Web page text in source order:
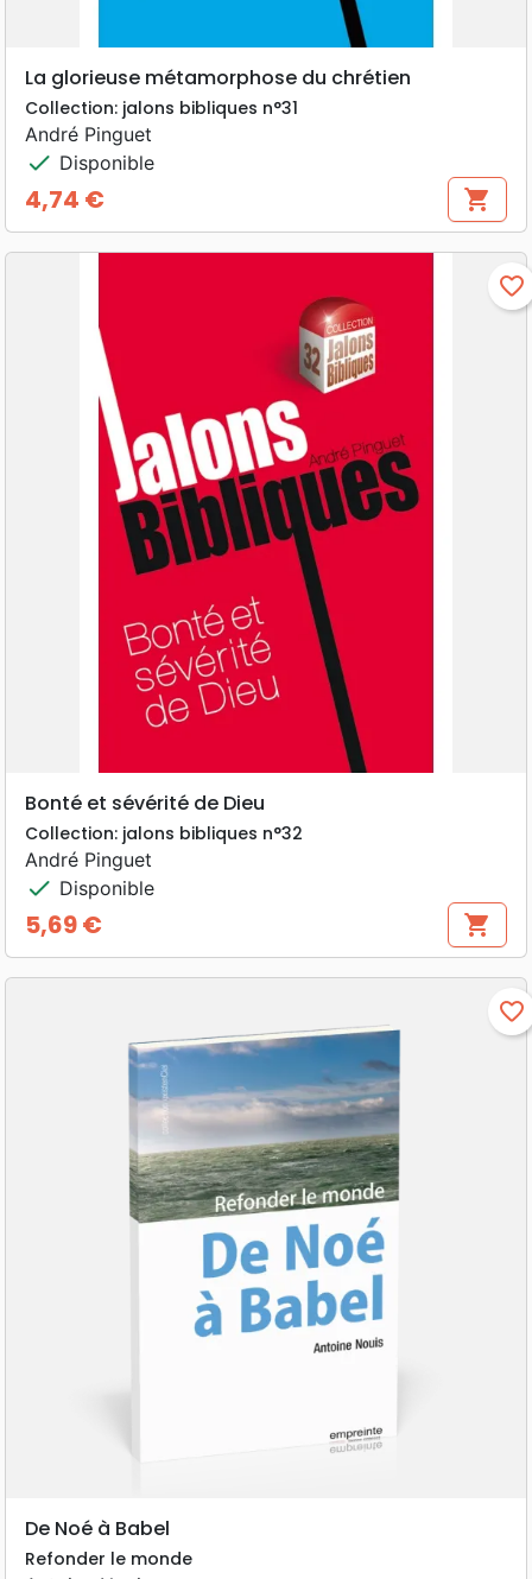
La glorieuse métamorphose du chrétien
Collection: jalons bibliques n°31
André Pinguet
check Disponible
Prix
4,74 € shopping_cart
favorite_border
Bonté et sévérité de Dieu
Collection: jalons bibliques n°32
André Pinguet
check Disponible
Prix
5,69 € shopping_cart
favorite_border
De Noé à Babel
Refonder le monde